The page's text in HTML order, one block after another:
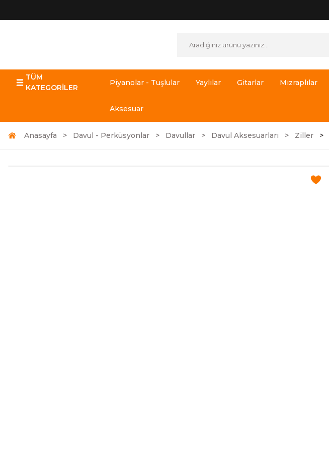
TÜM
KATEGORİLER
Piyanolar - Tuşlular Yaylılar Gitarlar Mızraplılar
Aksesuar
Anasayfa Davul - Perküsyonlar Davullar Davul Aksesuarları Ziller